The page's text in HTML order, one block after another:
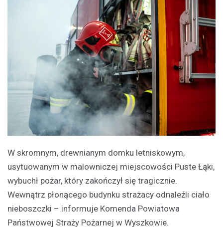
W skromnym, drewnianym domku letniskowym,
usytuowanym w malowniczej miejscowości Puste Łąki,
wybuchł pożar, który zakończył się tragicznie.
Wewnątrz płonącego budynku strażacy odnaleźli ciało
nieboszczki – informuje Komenda Powiatowa
Państwowej Straży Pożarnej w Wyszkowie.